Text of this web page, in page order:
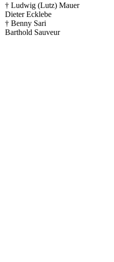
† Ludwig (Lutz) Mauer
Dieter Ecklebe
† Benny Sari
Barthold Sauveur